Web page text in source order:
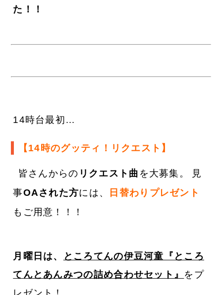
た！！
14時台最初…
【14時のグッティ！リクエスト】
皆さんからの リクエスト曲 を大募集。
見
事OAされた方には、
日替わりプレゼント
もご用意！！！
月曜日は、
ところてんの伊豆河童『ところ
てんとあんみつの詰め合わせセット』 をプ
レゼント！